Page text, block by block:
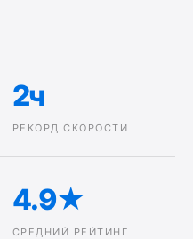
2ч
РЕКОРД СКОРОСТИ
4.9★
СРЕДНИЙ РЕЙТИНГ